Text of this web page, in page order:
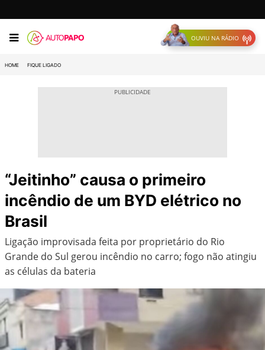
OUVIU NA RÁDIO
HOME FIQUE LIGADO
“Jeitinho” causa o primeiro
incêndio de um BYD elétrico no
Brasil
Ligação improvisada feita por proprietário do Rio
Grande do Sul gerou incêndio no carro; fogo não atingiu
as células da bateria